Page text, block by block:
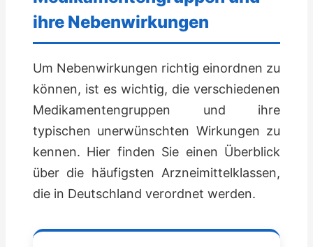
ihre Nebenwirkungen
Um Nebenwirkungen richtig einordnen zu
können, ist es wichtig, die verschiedenen
Medikamentengruppen und ihre
typischen unerwünschten Wirkungen zu
kennen. Hier finden Sie einen Überblick
über die häufigsten Arzneimittelklassen,
die in Deutschland verordnet werden.